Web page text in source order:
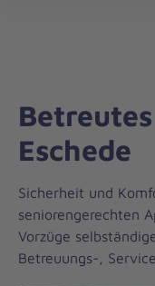
Eschede
Sicherheit und
seniorengerechten
Vorzüge
Betreuungs-,